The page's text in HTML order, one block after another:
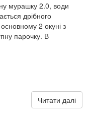
мурашку 2.0, води
дрібного
2 окуні з
парочку. В
Читати далі